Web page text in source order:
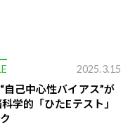
2025.3.15
自己中心性バイアス”が
学的「ひたEテスト」